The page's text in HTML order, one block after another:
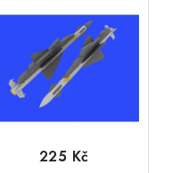
EDUARD/TRUMPETER
225 Kč